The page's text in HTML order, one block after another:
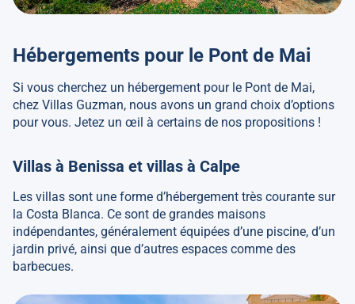
Hébergements pour le Pont de Mai
Si vous cherchez un hébergement pour le Pont de Mai,
chez Villas Guzman, nous avons un grand choix d’options
pour vous. Jetez un œil à certains de nos propositions !
Villas à Benissa et villas à Calpe
Les villas sont une forme d’hébergement très courante sur
la Costa Blanca. Ce sont de grandes maisons
indépendantes, généralement équipées d’une piscine, d’un
jardin privé, ainsi que d’autres espaces comme des
barbecues.